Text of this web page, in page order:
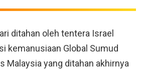
ditahan oleh tentera Israel
kemanusiaan Global Sumud
Malaysia yang ditahan akhirnya